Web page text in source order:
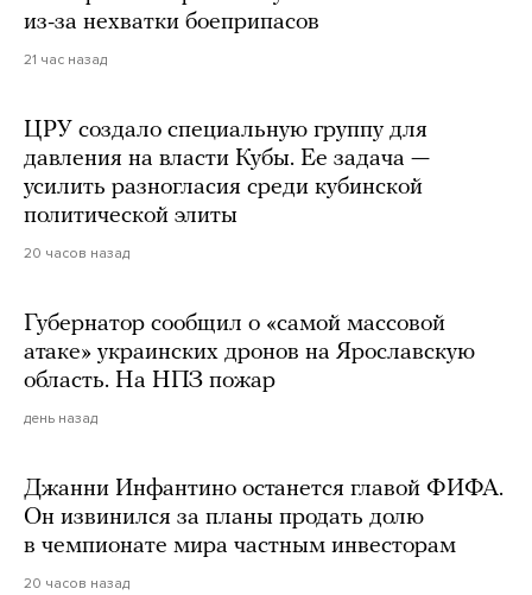
из-за нехватки боеприпасов
21 час назад
ЦРУ создало специальную группу для
давления на власти Кубы. Ее задача —
усилить разногласия среди кубинской
политической элиты
20 часов назад
Губернатор сообщил о «самой массовой
атаке» украинских дронов на Ярославскую
область. На НПЗ пожар
день назад
Джанни Инфантино останется главой ФИФА.
Он извинился за планы продать долю
в чемпионате мира частным инвесторам
20 часов назад